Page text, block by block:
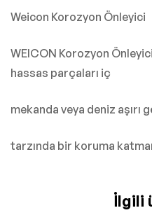
Weicon Korozyon Önleyici
WEICON Korozyon
hassas parçaları iç
mekanda veya deniz aşırı
tarzında bir koruma
İlgili